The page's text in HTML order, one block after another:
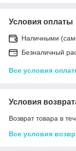
Условия оплаты
Наличными
Безналичный
Все условия
Условия
Возврат товара в
Все условия